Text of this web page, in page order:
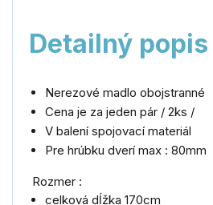
Detailný
Nerezové madlo obojstranné
Cena je za jeden pár / 2ks /
V balení spojovací materiál
Pre hrúbku dverí max : 80mm
Rozmer :
celková dĺžka 170cm